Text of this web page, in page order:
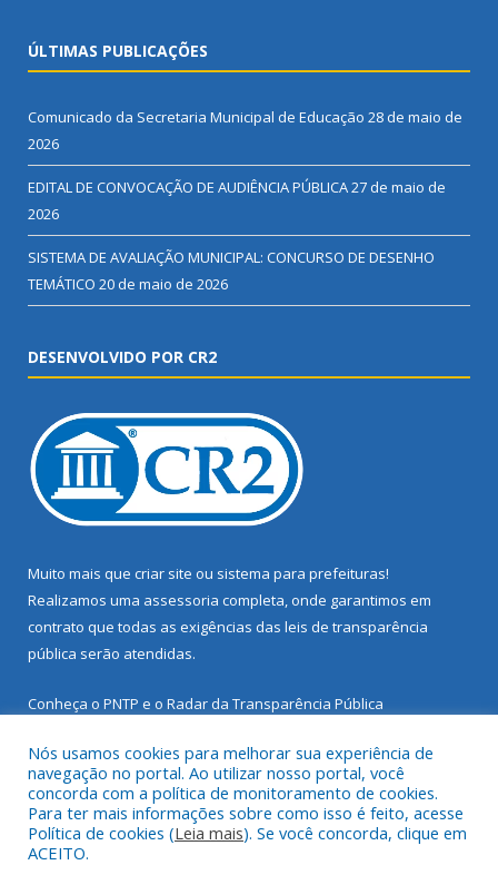
ÚLTIMAS PUBLICAÇÕES
Comunicado da Secretaria Municipal de Educação 28 de maio de
2026
EDITAL DE CONVOCAÇÃO DE AUDIÊNCIA PÚBLICA27 de maio de
2026
SISTEMA DE AVALIAÇÃO MUNICIPAL: CONCURSO DE DESENHO
TEMÁTICO 20 de maio de 2026
DESENVOLVIDO POR CR2
Muito mais que criar site ou sistema para prefeituras!
Realizamos uma assessoria completa, onde garantimos em
contrato que todas as exigências das leis de transparência
pública serão atendidas.
Conheça o PNTP e o Radar da Transparência Pública
Todos os direitos reservados a Prefeitura Municipal de Santarém
Novo.
Nós usamos cookies para melhorar sua experiência de
navegação no portal. Ao utilizar nosso portal, você
concorda com a política de monitoramento de cookies.
Para ter mais informações sobre como isso é feito, acesse
Política de cookies (Leia mais). Se você concorda, clique em
ACEITO.